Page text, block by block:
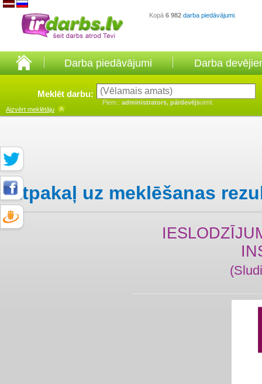
Kopā 6 982 darba piedāvājumi
Darba piedāvājumi Darba
Meklēt darbu:
Piem.: administrators, pārdevējsutml.
Aizvērt meklētāju
Atpakaļ uz meklēšanas